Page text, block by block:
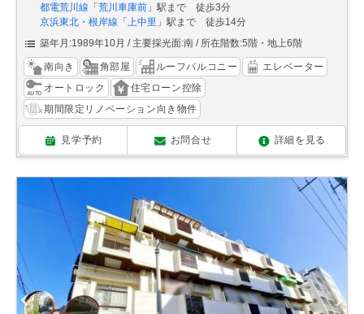
都電荒川線 「 荒川車庫前 」駅まで 徒歩3分
京浜東北・根岸線 「 上中里 」駅まで 徒歩14分
築年月:1989年10月
主要採光面:南 所在階数:5階・地上6階
南向き 角部屋 ルーフバルコニー
エレベーター
オートロック
住宅ローン控除
期間限定リノベーション向き物件
見学予約 お問合せ 詳細を見る